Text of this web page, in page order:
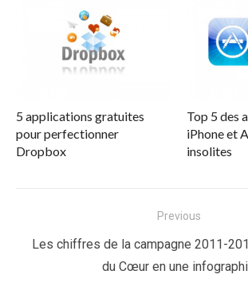
5 applications gratuites
pour perfectionner
Dropbox
Top 5 des
iPhone et
insolites
de
Previous
Previous
Les chiffres de la campagne 2011-
du Cœur en une